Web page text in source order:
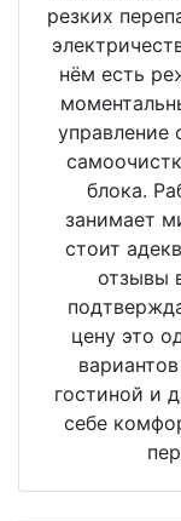
резких
нём есть
управление
блока.
занимает
стоит
отзывы
цену это
гостиной и
себе